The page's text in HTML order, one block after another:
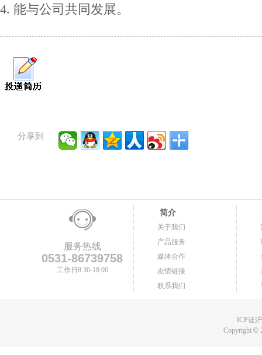
4. 能与公司共同发展。
分享到
服务热线
0531-86739758
工作日8:30-18:00
简介
关于我们
产品服务
媒体合作
友情链接
联系我们
ICP证
Copyright ©